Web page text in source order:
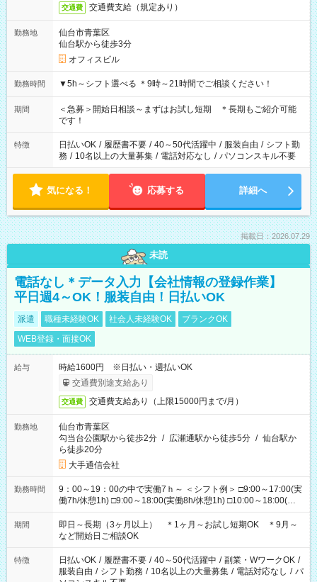
交通費 交通費支給（規定あり）
勤務地
仙台市青葉区
仙台駅から徒歩3分
オフィスビル
勤務時間 ▼5h～シフト選べる ＊9時～21時間でご相談ください！
期間
＜急募＞開始日相談～まずはお試し短期 ＊長期もご紹介可能
です！
特徴 日払いOK / 履歴書不要 / 40～50代活躍中 / 服装自由 / シフト勤
務 / 10名以上の大量募集 / 電話対応なし / パソコンスキル不要
気になる！ 応募する 詳細へ
掲載日：2026.07.29
未読
電話なし＊データ入力【会社情報の登録作業】
平日週4～OK！服装自由！日払いOK
派遣 職種未経験OK 社会人未経験OK
ブランクOK
WEB登録・面接OK
給与
時給1600円 ※日払い・週払いOK
交通費別途支給あり
交通費 交通費支給あり（上限15000円まで/月）
勤務地
仙台市青葉区
勾当台公園駅から徒歩2分 / 広瀬通駅から徒歩5分 / 仙台駅か
ら徒歩20分
大手通信会社
勤務時間
9：00～19：00の中で実働7ｈ～ ＜シフト例＞ □9:00～17:00(実
働7h/休憩1h) □9:00～18:00(実働8h/休憩1h) □10:00～18:00(実
働7h/休憩1h) □10:00～19:00(実働8h/休憩1h) ＊時間固定ＯＫ
期間
即日～長期（3ヶ月以上） ＊1ヶ月～お試し短期OK ＊9月～
など開始日ご相談OK
特徴 日払いOK / 履歴書不要 / 40～50代活躍中 / 副業・WワークOK /
服装自由 / シフト勤務 / 10名以上の大量募集 / 電話対応なし / パ